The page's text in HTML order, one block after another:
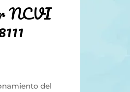
NCVI
del